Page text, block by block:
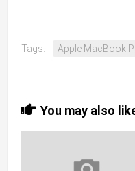
Tags: Apple MacBook
You may also